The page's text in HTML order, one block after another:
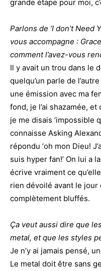
grande étape pour moi,
Parlons de ‘I don’t Need
vous accompagne :
comment l’avez-vous
Il y avait un trou dans le
quelqu’un parle de
une émission avec ma
fond, je l’ai shazamée, et
je me disais ‘impossible
connaisse Asking
répondu ‘oh mon Dieu!
suis hyper fan!’ On lui a
écrive vraiment ce
rien dévoilé avant le jour
complètement bluffés.
Ça veut aussi dire que
metal, et que les styles
Je n’y ai jamais pensé,
Le metal doit être sans